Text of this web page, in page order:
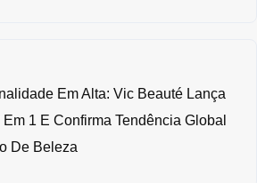
Em Alta: Vic Beauté Lança
1 E Confirma Tendência Global
De Beleza